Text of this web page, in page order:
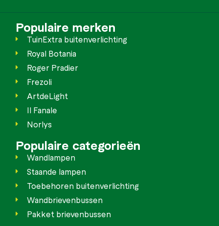
Populaire merken
TuinExtra buitenverlichting
Royal Botania
Roger Pradier
Frezoli
ArtdeLight
Il Fanale
Norlys
Populaire categorieën
Wandlampen
Staande lampen
Toebehoren buitenverlichting
Wandbrievenbussen
Pakket brievenbussen